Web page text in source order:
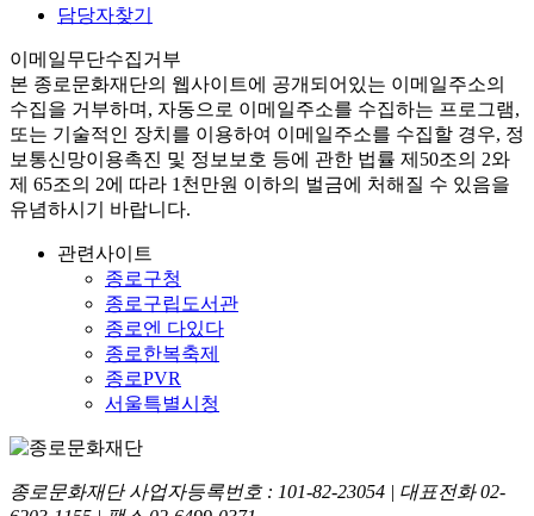
담당자찾기
이메일무단수집거부
본 종로문화재단의 웹사이트에 공개되어있는 이메일주소의
수집을 거부하며, 자동으로 이메일주소를 수집하는 프로그램,
또는 기술적인 장치를 이용하여 이메일주소를 수집할 경우, 정
보통신망이용촉진 및 정보보호 등에 관한 법률 제50조의 2와
제 65조의 2에 따라 1천만원 이하의 벌금에 처해질 수 있음을
유념하시기 바랍니다.
관련사이트
종로구청
종로구립도서관
종로엔 다있다
종로한복축제
종로PVR
서울특별시청
종로문화재단 사업자등록번호 : 101-82-23054 | 대표전화02-